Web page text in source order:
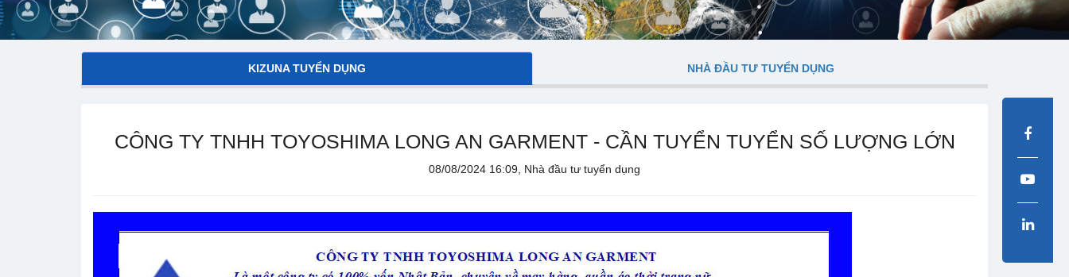
KIZUNA TUYỂN DỤNG NHÀ ĐẦU TƯ TUYỂN DỤNG
CÔNG TY TNHH TOYOSHIMA LONG AN GARMENT - CẦN TUYỂN TUYỂN SỐ LƯỢNG LỚN
08/08/2024 16:09, Nhà đầu tư tuyển dụng